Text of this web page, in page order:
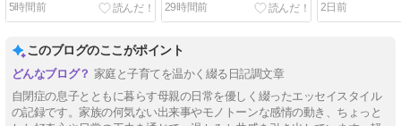
5時間前 29時間前 2日前
このブログのここがポイント
家庭と子育てを温かく綴る日記調文章
自閉症の息子とともに暮らす母親の日常を優しく綴ったエッセイスタイル
の記録です。家族の何気ない出来事やモノトーンな感情の動き、ちょっと